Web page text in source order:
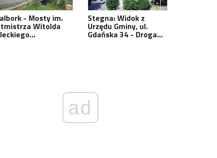
- Mosty im.
Witolda
Stegna: Widok z
Urzędu Gminy, ul.
Gdańska 34 - Droga…
ad